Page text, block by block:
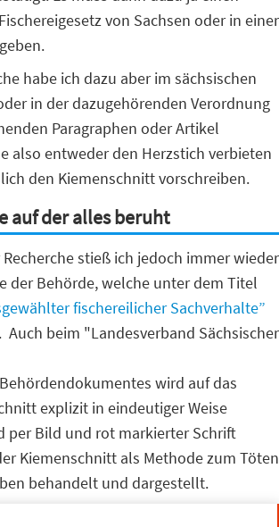
von Sachsen oder in einer
habe ich dazu aber im sächsischen
in der dazugehörenden Verordnung
Paragraphen oder Artikel
also entweder den Herzstich verbieten
den Kiemenschnitt vorschreiben.
auf der alles beruht
stieß ich jedoch immer wieder
der Behörde, welche unter dem Titel
fischereilicher Sachverhalte”
beim "Landesverband Sächsischer
wird auf das
explizit in eindeutiger Weise
per Bild und rot markierter Schrift
Kiemenschnitt als Methode zum Töten
behandelt und dargestellt.